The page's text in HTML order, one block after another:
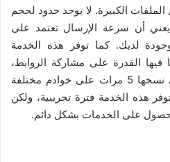
الكبيرة. لا يوجد حدود لحجم
أن سرعة الإرسال تعتمد على
لديك. كما توفر هذه الخدمة
فيها القدرة على مشاركة الروابط،
وتحميلها، ورفعها بالإضافة إلى نسخها 5 مرات على خوادم مختلفة
هذه الخدمة فترة تجريبية، ولكن
على الخدمات بشكل دائم.